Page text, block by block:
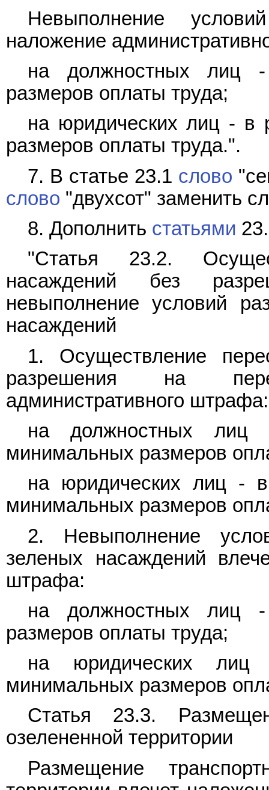
Невыполнение
наложение
на должностных лиц
размеров оплаты труда;
на юридических лиц - в
размеров оплаты труда.".
7. В статье 23.1 слово
слово "двухсот" заменить
8. Дополнить статьями
"Статья 23.2.
насаждений без
невыполнение условий
насаждений
1. Осуществление
разрешения на
административного штрафа:
на должностных лиц
минимальных размеров
на юридических лиц -
минимальных размеров
2. Невыполнение
зеленых насаждений
штрафа:
на должностных лиц
размеров оплаты труда;
на юридических
минимальных размеров
Статья 23.3.
озелененной территории
Размещение